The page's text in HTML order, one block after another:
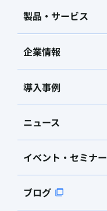
製品・サービス
企業情報
導入事例
ニュース
イベント・セミナー
ブログ